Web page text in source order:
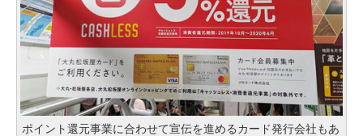
ポイント還元事業に合わせて宣伝を進めるカード発行会社もあ